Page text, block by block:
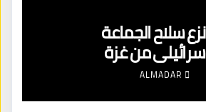
سلاح الجماعة
من غزة
ALMADAR